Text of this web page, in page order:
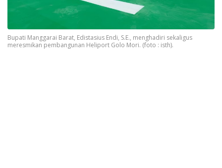
Bupati Manggarai Barat, Edistasius Endi, S.E., menghadiri sekaligus
meresmikan pembangunan Heliport Golo Mori. (foto : isth).